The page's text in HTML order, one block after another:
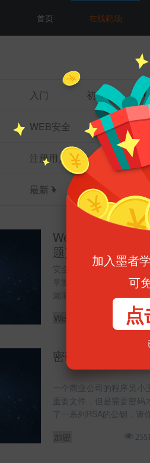
首页 在线靶场
入门 初级
WEB安全 主机安全
注册用户 教育机构
最新 最热
WebShell文件上
题)
安全工程师墨者在一篇网
章发现了一个比较有意思
漏洞，一般程序员不会写
WebShell
45585
密码学加解密实
一个商业公司的程序员小
重要文件，但是需要密码
了一系列RSA的公钥，请
加密
加入墨者
可